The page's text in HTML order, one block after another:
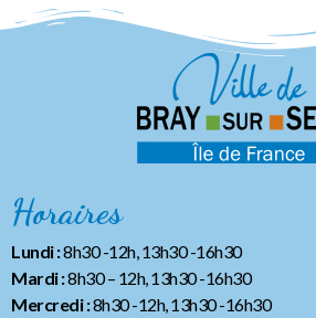
Horaires
Lundi :8h30 -12h, 13h30 -16h30
Mardi :8h30 – 12h, 13h30 -16h30
Mercredi :8h30 -12h, 13h30 -16h30